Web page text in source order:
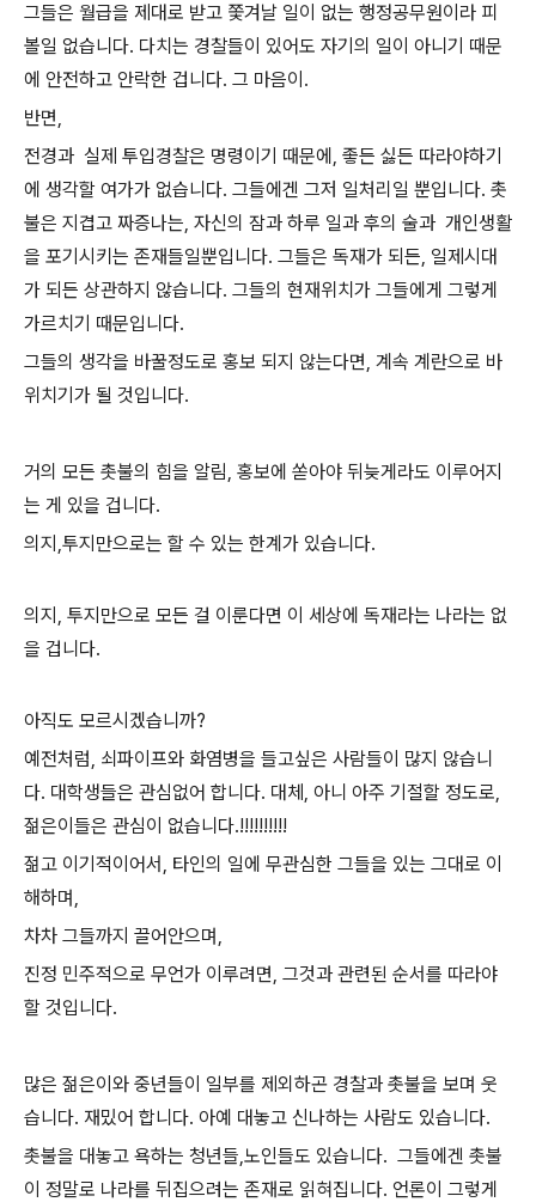
그들은 월급을 제대로 받고 쫓겨날 일이 없는 행정공무원이라 피
볼일 없습니다. 다치는 경찰들이 있어도 자기의 일이 아니기 때문
에 안전하고 안락한 겁니다. 그 마음이.
반면,
전경과 실제 투입경찰은 명령이기 때문에, 좋든 싫든 따라야하기
에 생각할 여가가 없습니다. 그들에겐 그저 일처리일 뿐입니다. 촛
불은 지겹고 짜증나는, 자신의 잠과 하루 일과 후의 술과 개인생활
을 포기시키는 존재들일뿐입니다. 그들은 독재가 되든, 일제시대
가 되든 상관하지 않습니다. 그들의 현재위치가 그들에게 그렇게
가르치기 때문입니다.
그들의 생각을 바꿀정도로 홍보 되지 않는다면, 계속 계란으로 바
위치기가 될 것입니다.
거의 모든 촛불의 힘을 알림, 홍보에 쏟아야 뒤늦게라도 이루어지
는 게 있을 겁니다.
의지,투지만으로는 할 수 있는 한계가 있습니다.
의지, 투지만으로 모든 걸 이룬다면 이 세상에 독재라는 나라는 없
을 겁니다.
아직도 모르시겠습니까?
예전처럼, 쇠파이프와 화염병을 들고싶은 사람들이 많지 않습니
다. 대학생들은 관심없어 합니다. 대체, 아니 아주 기절할 정도로,
젊은이들은 관심이 없습니다.!!!!!!!!!!
젊고 이기적이어서, 타인의 일에 무관심한 그들을 있는 그대로 이
해하며,
차차 그들까지 끌어안으며,
진정 민주적으로 무언가 이루려면, 그것과 관련된 순서를 따라야
할 것입니다.
많은 젊은이와 중년들이 일부를 제외하곤 경찰과 촛불을 보며 웃
습니다. 재밌어 합니다. 아예 대놓고 신나하는 사람도 있습니다.
촛불을 대놓고 욕하는 청년들,노인들도 있습니다. 그들에겐 촛불
이 정말로 나라를 뒤집으려는 존재로 읽혀집니다. 언론이 그렇게